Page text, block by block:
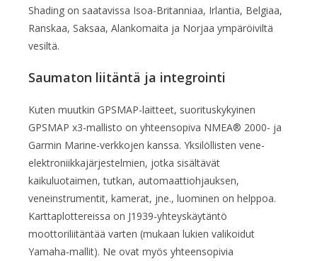
Shading on saatavissa Isoa-Britanniaa, Irlantia, Belgiaa,
Ranskaa, Saksaa, Alankomaita ja Norjaa ympäröiviltä
vesiltä.
Saumaton liitäntä ja integrointi
Kuten muutkin GPSMAP-laitteet, suorituskykyinen
GPSMAP x3-mallisto on yhteensopiva NMEA® 2000- ja
Garmin Marine-verkkojen kanssa. Yksilöllisten vene-
elektroniikkajärjestelmien, jotka sisältävät
kaikuluotaimen, tutkan, automaattiohjauksen,
veneinstrumentit, kamerat, jne., luominen on helppoa.
Karttaplottereissa on J1939-yhteyskäytäntö
moottoriliitäntää varten (mukaan lukien valikoidut
Yamaha-mallit). Ne ovat myös yhteensopivia